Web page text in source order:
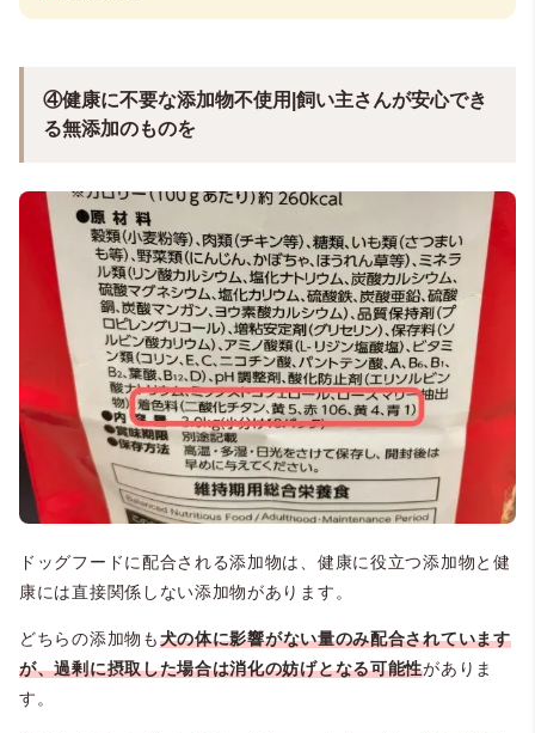
④健康に不要な添加物不使用|飼い主さんが安心でき
る無添加のものを
ドッグフードに配合される添加物は、健康に役立つ添加物と健
康には直接関係しない添加物があります。
どちらの添加物も犬の体に影響がない量のみ配合されています
が、過剰に摂取した場合は消化の妨げとなる可能性がありま
す。